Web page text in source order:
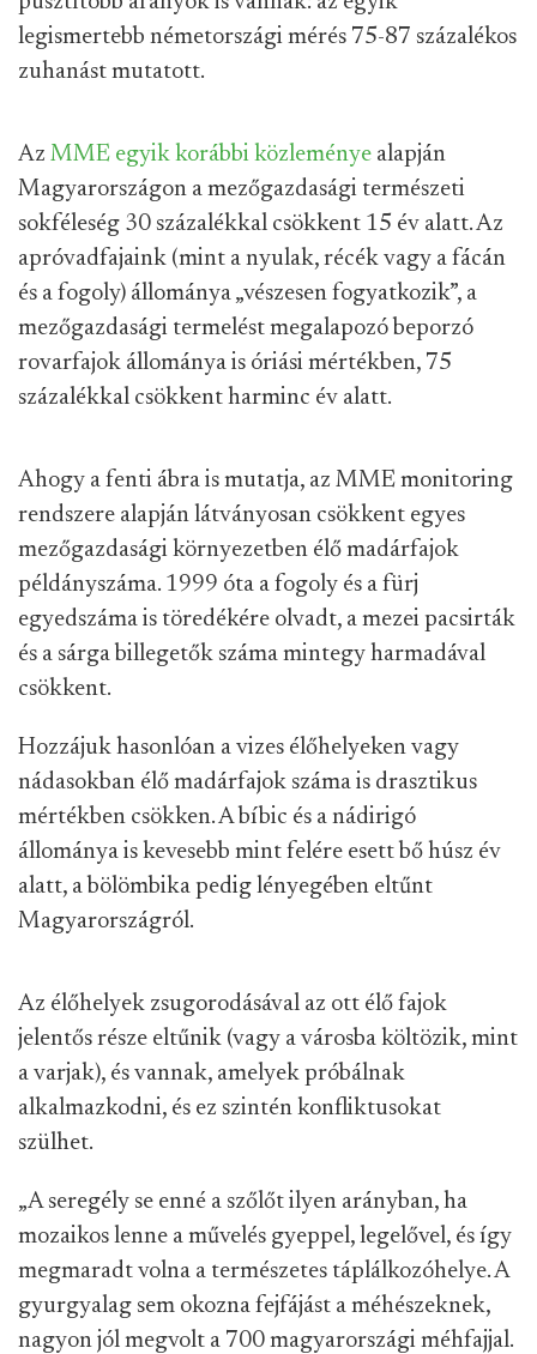
legismertebb németországi mérés 75-87 százalékos
zuhanást mutatott.
Az MME egyik korábbi közleménye alapján
Magyarországon a mezőgazdasági természeti
sokféleség 30 százalékkal csökkent 15 év alatt. Az
apróvadfajaink (mint a nyulak, récék vagy a fácán
és a fogoly) állománya „vészesen fogyatkozik”, a
mezőgazdasági termelést megalapozó beporzó
rovarfajok állománya is óriási mértékben, 75
százalékkal csökkent harminc év alatt.
Ahogy a fenti ábra is mutatja, az MME monitoring
rendszere alapján látványosan csökkent egyes
mezőgazdasági környezetben élő madárfajok
példányszáma. 1999 óta a fogoly és a fürj
egyedszáma is töredékére olvadt, a mezei pacsirták
és a sárga billegetők száma mintegy harmadával
csökkent.
Hozzájuk hasonlóan a vizes élőhelyeken vagy
nádasokban élő madárfajok száma is drasztikus
mértékben csökken. A bíbic és a nádirigó
állománya is kevesebb mint felére esett bő húsz év
alatt, a bölömbika pedig lényegében eltűnt
Magyarországról.
Az élőhelyek zsugorodásával az ott élő fajok
jelentős része eltűnik (vagy a városba költözik, mint
a varjak), és vannak, amelyek próbálnak
alkalmazkodni, és ez szintén konfliktusokat
szülhet.
„A seregély se enné a szőlőt ilyen arányban, ha
mozaikos lenne a művelés gyeppel, legelővel, és így
megmaradt volna a természetes táplálkozóhelye. A
gyurgyalag sem okozna fejfájást a méhészeknek,
nagyon jól megvolt a 700 magyarországi méhfajjal.